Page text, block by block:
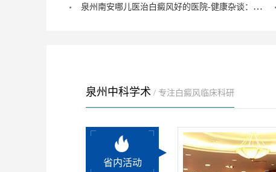
泉州南安哪儿医治白癜风好的医院-健康杂谈：治疗儿童脚部白癜风要注重什么？
泉州中科学术 / 专注白癜风临床科研
省内活动